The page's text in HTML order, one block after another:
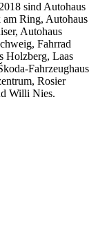
2018 sind Autohaus
Ring, Autohaus
Autohaus
Fahrrad
Holzberg, Laas
Fahrzeughaus
Rosier
Willi Nies.